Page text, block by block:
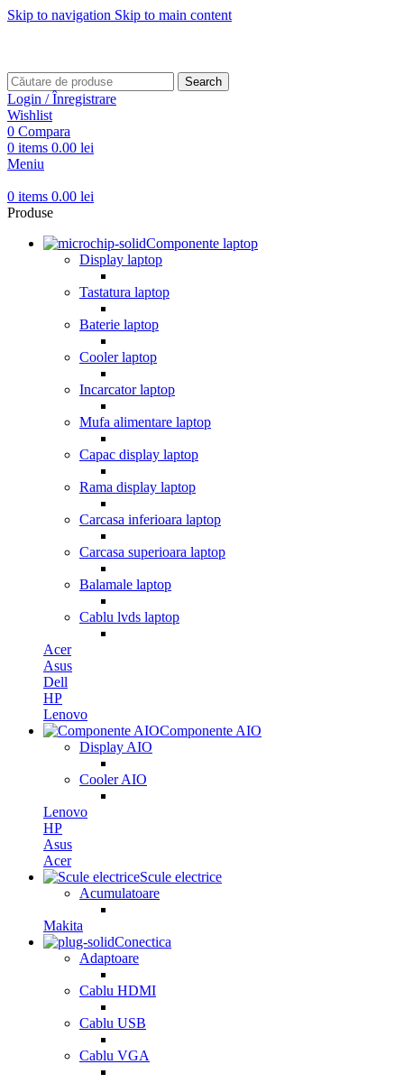
Skip to navigation Skip to main content
Search
Login / Înregistrare
Wishlist
0 Compara
0 items 0.00 lei
Meniu
0 items 0.00 lei
Produse
Componente laptop
Display laptop
Tastatura laptop
Baterie laptop
Cooler laptop
Incarcator laptop
Mufa alimentare laptop
Capac display laptop
Rama display laptop
Carcasa inferioara laptop
Carcasa superioara laptop
Balamale laptop
Cablu lvds laptop
Acer
Asus
Dell
HP
Lenovo
Componente AIO
Display AIO
Cooler AIO
Lenovo
HP
Asus
Acer
Scule electrice
Acumulatoare
Makita
Conectica
Adaptoare
Cablu HDMI
Cablu USB
Cablu VGA